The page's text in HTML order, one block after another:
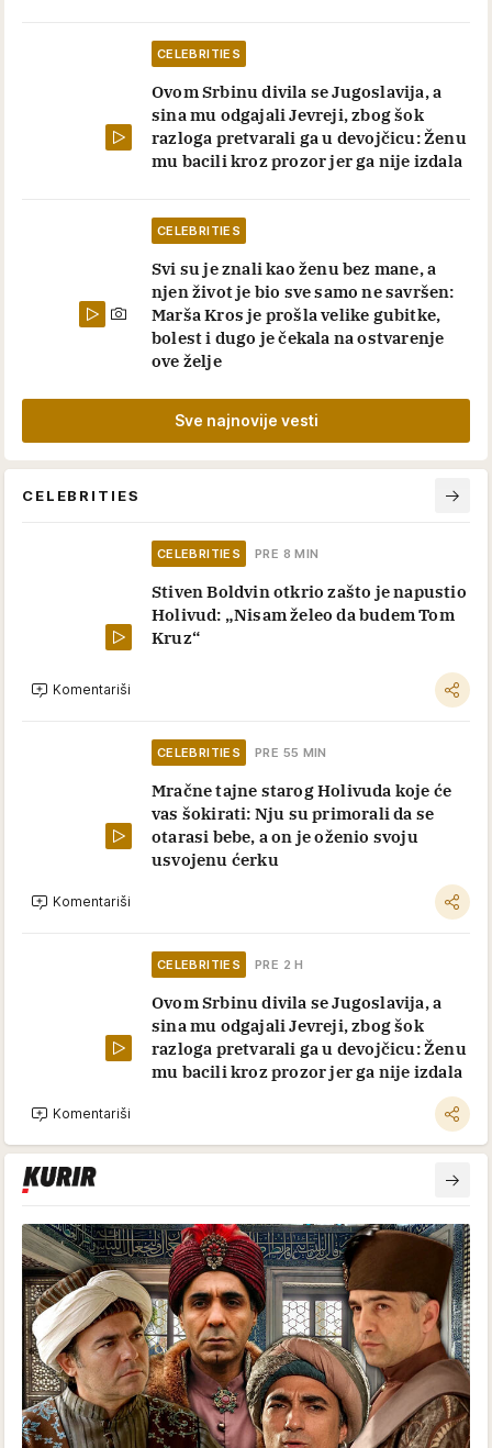
CELEBRITIES
Ovom Srbinu divila se Jugoslavija, a
sina mu odgajali Jevreji, zbog šok
razloga pretvarali ga u devojčicu: Ženu
mu bacili kroz prozor jer ga nije izdala
CELEBRITIES
Svi su je znali kao ženu bez mane, a
njen život je bio sve samo ne savršen:
Marša Kros je prošla velike gubitke,
bolest i dugo je čekala na ostvarenje
ove želje
Sve najnovije vesti
CELEBRITIES
CELEBRITIES PRE 8 MIN
Stiven Boldvin otkrio zašto je napustio
Holivud: „Nisam želeo da budem Tom
Kruz“
Komentariši
CELEBRITIES PRE 55 MIN
Mračne tajne starog Holivuda koje će
vas šokirati: Nju su primorali da se
otarasi bebe, a on je oženio svoju
usvojenu ćerku
Komentariši
CELEBRITIES PRE 2 H
Ovom Srbinu divila se Jugoslavija, a
sina mu odgajali Jevreji, zbog šok
razloga pretvarali ga u devojčicu: Ženu
mu bacili kroz prozor jer ga nije izdala
Komentariši